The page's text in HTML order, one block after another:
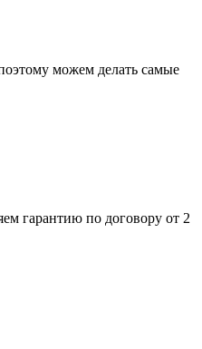
можем делать самые
гарантию по договору от 2